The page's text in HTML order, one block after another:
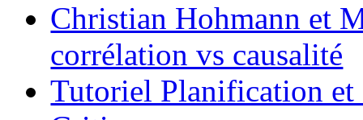
Christian Hohmann et
corrélation vs causalité
Tutoriel Planification et